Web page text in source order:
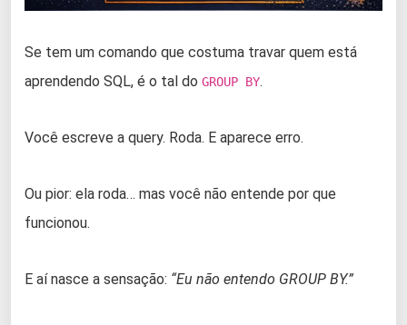
Se tem um comando que costuma travar quem está
aprendendo SQL, é o tal do GROUP BY.
Você escreve a query. Roda. E aparece erro.
Ou pior: ela roda… mas você não entende por que
funcionou.
E aí nasce a sensação: “Eu não entendo GROUP BY.”